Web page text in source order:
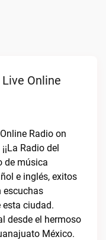
Online
Radio on
Radio del
de música
e inglés, exitos
escuchas
ciudad.
desde el hermoso
México.